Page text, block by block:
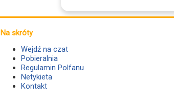
Na skróty
Wejdź na czat
Pobieralnia
Regulamin Polfanu
Netykieta
Kontakt